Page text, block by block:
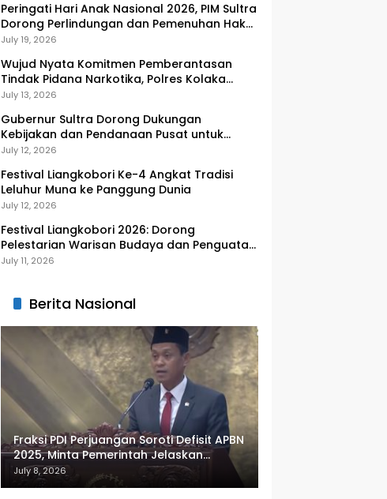
Peringati Hari Anak Nasional 2026, PIM Sultra
Dorong Perlindungan dan Pemenuhan Hak
Anak Pesisir
July 19, 2026
Wujud Nyata Komitmen Pemberantasan
Tindak Pidana Narkotika, Polres Kolaka
Gagalkan Peredaran 3 Kg Sabu-Sabu
July 13, 2026
Gubernur Sultra Dorong Dukungan
Kebijakan dan Pendanaan Pusat untuk
Pengembangan Kawasan Liangkobhori
July 12, 2026
Festival Liangkobori Ke-4 Angkat Tradisi
Leluhur Muna ke Panggung Dunia
July 12, 2026
Festival Liangkobori 2026: Dorong
Pelestarian Warisan Budaya dan Penguatan
Ekonomi Masyarakat
July 11, 2026
Berita Nasional
Fraksi PDI Perjuangan Soroti Defisit APBN
2025, Minta Pemerintah Jelaskan
Sejumlah Target yang Tak Tercapai
July 8, 2026